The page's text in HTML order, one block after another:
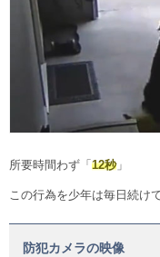
所要時間わず「 12秒」
この行為を少年は毎日続け
防犯カメラの映像